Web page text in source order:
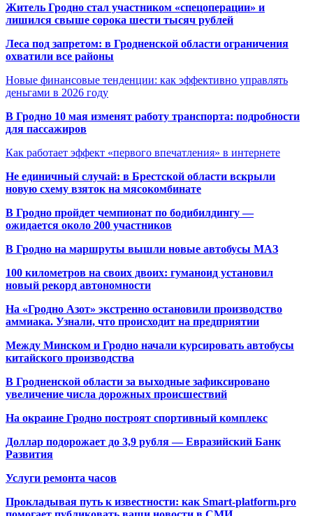
Житель Гродно стал участником «спецоперации» и
лишился свыше сорока шести тысяч рублей
Леса под запретом: в Гродненской области ограничения
охватили все районы
Новые финансовые тенденции: как эффективно управлять
деньгами в 2026 году
В Гродно 10 мая изменят работу транспорта: подробности
для пассажиров
Как работает эффект «первого впечатления» в интернете
Не единичный случай: в Брестской области вскрыли
новую схему взяток на мясокомбинате
В Гродно пройдет чемпионат по бодибилдингу —
ожидается около 200 участников
В Гродно на маршруты вышли новые автобусы МАЗ
100 километров на своих двоих: гуманоид установил
новый рекорд автономности
На «Гродно Азот» экстренно остановили производство
аммиака. Узнали, что происходит на предприятии
Между Минском и Гродно начали курсировать автобусы
китайского производства
В Гродненской области за выходные зафиксировано
увеличение числа дорожных происшествий
На окраине Гродно построят спортивный комплекс
Доллар подорожает до 3,9 рубля — Евразийский Банк
Развития
Услуги ремонта часов
Прокладывая путь к известности: как Smart-platform.pro